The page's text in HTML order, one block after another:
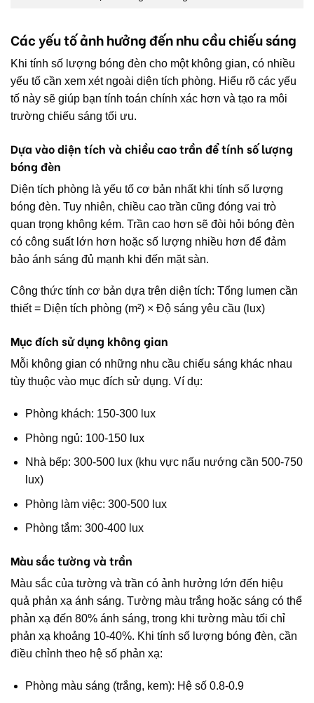
Các yếu tố ảnh hưởng đến nhu cầu chiếu sáng
Khi tính số lượng bóng đèn cho một không gian, có nhiều
yếu tố cần xem xét ngoài diện tích phòng. Hiểu rõ các yếu
tố này sẽ giúp bạn tính toán chính xác hơn và tạo ra môi
trường chiếu sáng tối ưu.
Dựa vào diện tích và chiều cao trần để tính số lượng
bóng đèn
Diện tích phòng là yếu tố cơ bản nhất khi tính số lượng
bóng đèn. Tuy nhiên, chiều cao trần cũng đóng vai trò
quan trọng không kém. Trần cao hơn sẽ đòi hỏi bóng đèn
có công suất lớn hơn hoặc số lượng nhiều hơn để đảm
bảo ánh sáng đủ mạnh khi đến mặt sàn.
Công thức tính cơ bản dựa trên diện tích: Tổng lumen cần
thiết = Diện tích phòng (m²) × Độ sáng yêu cầu (lux)
Mục đích sử dụng không gian
Mỗi không gian có những nhu cầu chiếu sáng khác nhau
tùy thuộc vào mục đích sử dụng. Ví dụ:
Phòng khách: 150-300 lux
Phòng ngủ: 100-150 lux
Nhà bếp: 300-500 lux (khu vực nấu nướng cần 500-750
lux)
Phòng làm việc: 300-500 lux
Phòng tắm: 300-400 lux
Màu sắc tường và trần
Màu sắc của tường và trần có ảnh hưởng lớn đến hiệu
quả phản xạ ánh sáng. Tường màu trắng hoặc sáng có thể
phản xạ đến 80% ánh sáng, trong khi tường màu tối chỉ
phản xạ khoảng 10-40%. Khi tính số lượng bóng đèn, cần
điều chỉnh theo hệ số phản xạ:
Phòng màu sáng (trắng, kem): Hệ số 0.8-0.9